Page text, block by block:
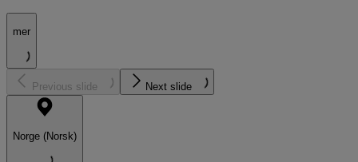
mer
Previous slide Next slide
Norge (Norsk)